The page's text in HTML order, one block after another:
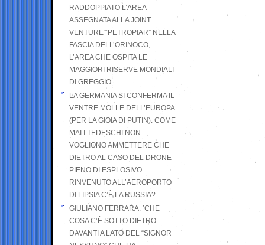
RADDOPPIATO L’AREA
ASSEGNATA ALLA JOINT
VENTURE “PETROPIAR” NELLA
FASCIA DELL’ORINOCO,
L’AREA CHE OSPITA LE
MAGGIORI RISERVE MONDIALI
DI GREGGIO
LA GERMANIA SI CONFERMA IL
VENTRE MOLLE DELL’EUROPA
(PER LA GIOIA DI PUTIN). COME
MAI I TEDESCHI NON
VOGLIONO AMMETTERE CHE
DIETRO AL CASO DEL DRONE
PIENO DI ESPLOSIVO
RINVENUTO ALL’AEROPORTO
DI LIPSIA C’È LA RUSSIA?
GIULIANO FERRARA: ’CHE
COSA C’È SOTTO DIETRO
DAVANTI A LATO DEL “SIGNOR